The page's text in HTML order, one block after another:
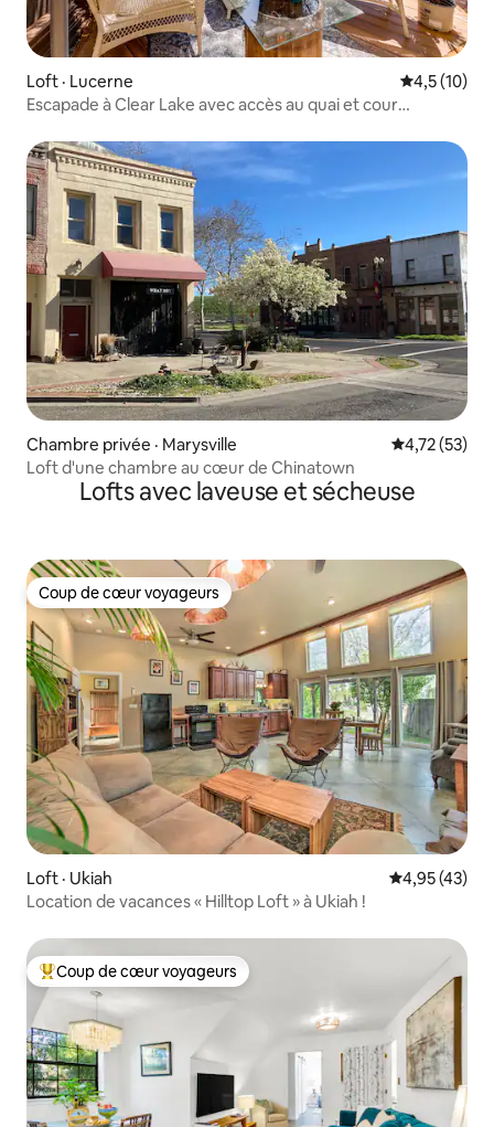
Loft · Lucerne Note
4,5 (10)
Escapade à Clear Lake avec accès au quai et cour
Chambre privée · Marysville Note
4,72 (53)
Loft d'une chambre au cœur de Chinatown
Lofts avec laveuse et sécheuse
Coup de cœur voyageurs
Coup de cœur voyageurs
Loft · Ukiah Note
4,95 (43)
Location de vacances « Hilltop Loft » à Ukiah !
Coup de cœur voyageurs parmi les plus aimés
Coup de cœur voyageurs